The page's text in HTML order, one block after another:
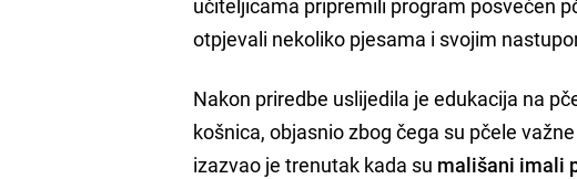
otpjevali nekoliko pjesama i svojim
Nakon priredbe uslijedila je edukacija na
košnica, objasnio zbog čega su pčele
izazvao je trenutak kada su mališani imali